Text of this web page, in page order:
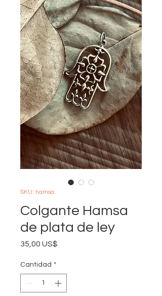
SKU: hamsa
Colgante Hamsa
de plata de ley
35,00 US$
Cantidad *